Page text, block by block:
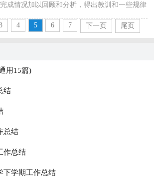
成情况加以回顾和分析，得出教训和一些规律
4 5 6 7 下一页 尾页
用15篇)
结
总结
作总结
下学期工作总结